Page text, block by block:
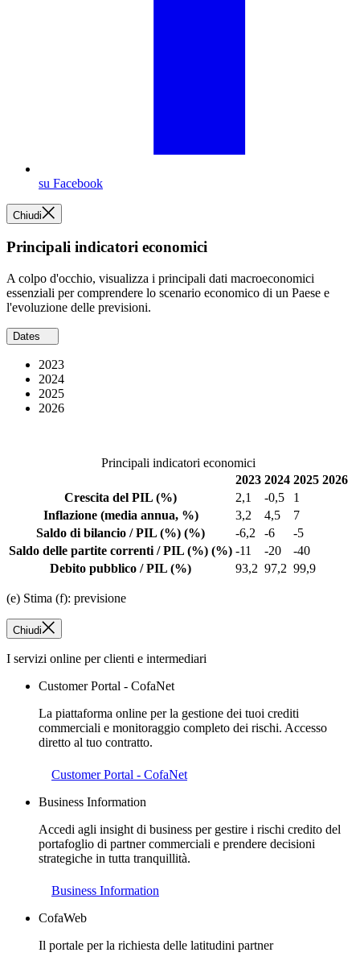
su Facebook
Chiudi
Principali indicatori economici
A colpo d'occhio, visualizza i principali dati macroeconomici
essenziali per comprendere lo scenario economico di un Paese e
l'evoluzione delle previsioni.
Dates
2023
2024
2025
2026
Principali indicatori economici
2023 2024 2025 2026
Crescita del PIL (%) 2,1 -0,5
1
Inflazione (media annua, %) 3,2 4,5
7
Saldo di bilancio / PIL (%) (%) -6,2 -6
-5
Saldo delle partite correnti / PIL (%) (%) -11 -20
-40
Debito pubblico / PIL (%) 93,2 97,2 99,9
(e) Stima (f): previsione
Chiudi
I servizi online per clienti e intermediari
Customer Portal - CofaNet
La piattaforma online per la gestione dei tuoi crediti
commerciali e monitoraggio completo dei rischi. Accesso
diretto al tuo contratto.
Customer Portal - CofaNet
Business Information
Accedi agli insight di business per gestire i rischi credito del
portafoglio di partner commerciali e prendere decisioni
strategiche in tutta tranquillità.
Business Information
CofaWeb
Il portale per la richiesta delle latitudini partner